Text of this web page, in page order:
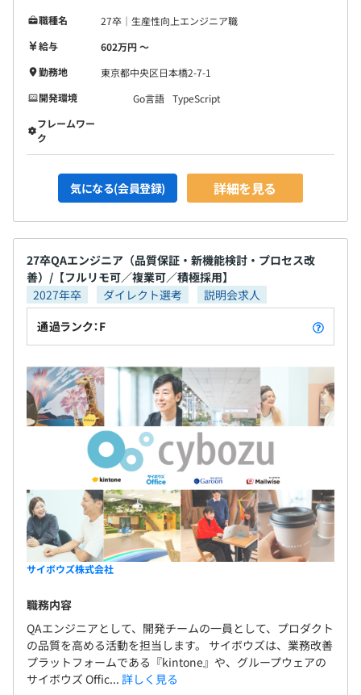
職種名
27卒｜生産性向上エンジニア職
給与
602万円 〜
勤務地
東京都中央区日本橋2-7-1
開発環境
Go言語 TypeScript
フレームワー
ク
気になる(会員登録) 詳細を見る
27卒QAエンジニア（品質保証・新機能検討・プロセス改
善）/【フルリモ可／複業可／積極採用】
2027年卒
ダイレクト選考
説明会求人
通過ランク：F
サイボウズ株式会社
職務内容
QAエンジニアとして、開発チームの一員として、プロダクト
の品質を高める活動を担当します。 サイボウズは、業務改善
プラットフォームである『kintone』や、グループウェアの
サイボウズ Offic... 詳しく見る